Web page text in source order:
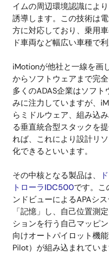
イムの周辺環境認識によ
誘導します。この技術は
方に対応しており、乗用
ド車両など幅広い車種で利
iMotionが他社と一線を画
からソフトウェアまで完
多くのADAS企業はソフ
みに注力していますが、
らミドルウェア、組み込
る垂直統合型スタックを
れば、これにより設計リ
化できるといいます。
その中核となる製品は、
トローラIDC500です。こ
ンドビューによるAPAシ
「記憶」し、自己位置測
ションを行う自己マッピ
向けオートパイロット機
Pilot）が組み込まれていま